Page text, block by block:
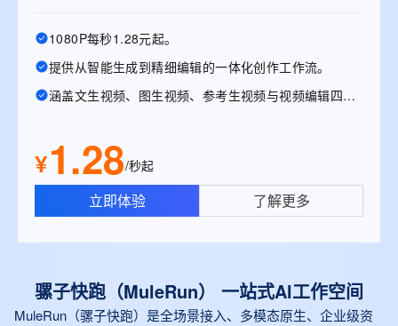
1080P每秒1.28元起。
提供从智能生成到精细编辑的一体化创作工作流。
涵盖文生视频、图生视频、参考生视频与视频编辑四大能力。
¥1.28/秒起
立即体验 了解更多
骡子快跑（MuleRun） 一站式Al工作空间
MuleRun（骡子快跑）是全场景接入、多模态原生、企业级资